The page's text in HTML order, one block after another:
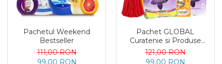
Pachetul Weekend
Bestseller
111,00 RON
99,00 RON
Pachet GLOBAL
Curatenie si Produse
Esentiale pentru Casa 11
Produse
121,00 RON
99,00 RON